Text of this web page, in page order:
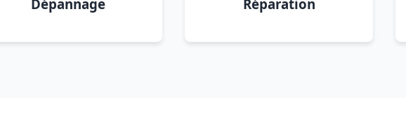
Dépannage Réparation